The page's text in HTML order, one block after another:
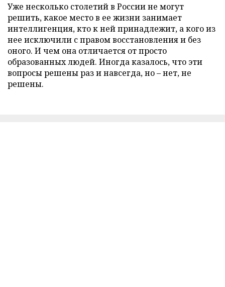
Уже несколько столетий в России не могут
решить, какое место в ее жизни занимает
интеллигенция, кто к ней принадлежит, а кого из
нее исключили с правом восстановления и без
оного. И чем она отличается от просто
образованных людей. Иногда казалось, что эти
вопросы решены раз и навсегда, но – нет, не
решены.